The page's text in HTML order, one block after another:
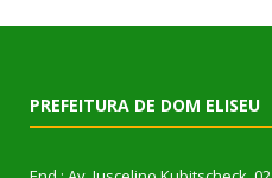
PREFEITURA DE DOM ELISEU